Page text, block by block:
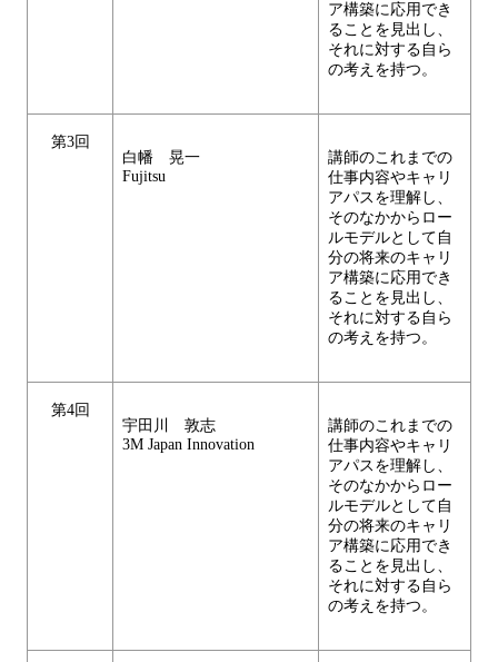
ア構築に応用でき
ることを見出し、
それに対する自ら
の考えを持つ。
第3回
白幡 晃一
Fujitsu
講師のこれまでの
仕事内容やキャリ
アパスを理解し、
そのなかからロー
ルモデルとして自
分の将来のキャリ
ア構築に応用でき
ることを見出し、
それに対する自ら
の考えを持つ。
第4回
宇田川 敦志
3M Japan Innovation
講師のこれまでの
仕事内容やキャリ
アパスを理解し、
そのなかからロー
ルモデルとして自
分の将来のキャリ
ア構築に応用でき
ることを見出し、
それに対する自ら
の考えを持つ。